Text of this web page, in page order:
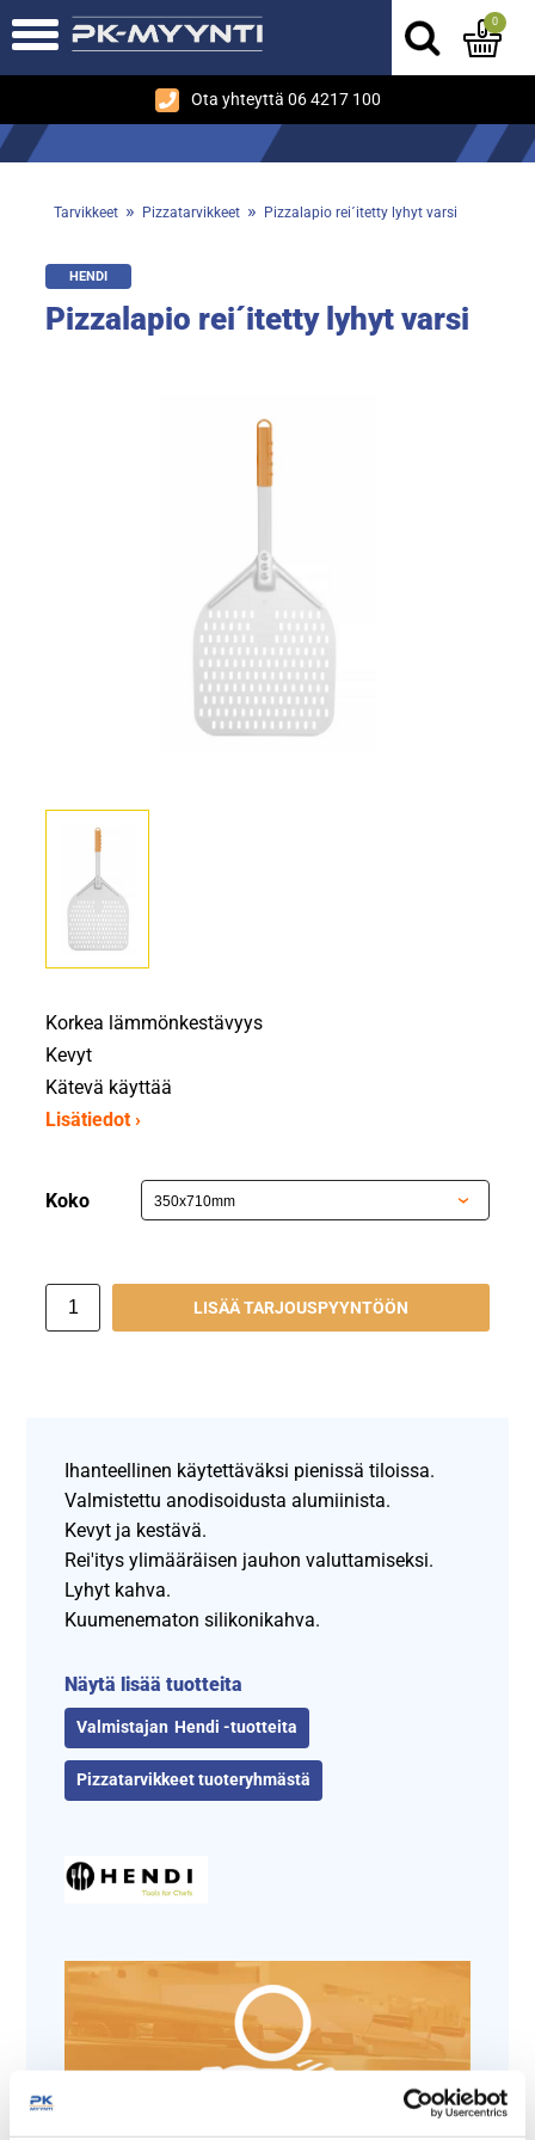
Ota yhteyttä 06 4217 100
0
Tarvikkeet » Pizzatarvikkeet » Pizzalapio rei´itetty lyhyt varsi
HENDI
Pizzalapio rei´itetty lyhyt varsi
Korkea lämmönkestävyys
Kevyt
Kätevä käyttää
Lisätiedot ›
Koko
LISÄÄ TARJOUSPYYNTÖÖN
Ihanteellinen käytettäväksi pienissä tiloissa.
Valmistettu anodisoidusta alumiinista.
Kevyt ja kestävä.
Rei'itys ylimääräisen jauhon valuttamiseksi.
Lyhyt kahva.
Kuumenematon silikonikahva.
Näytä lisää tuotteita
Hendi -tuotteita
Pizzatarvikkeet tuoteryhmästä